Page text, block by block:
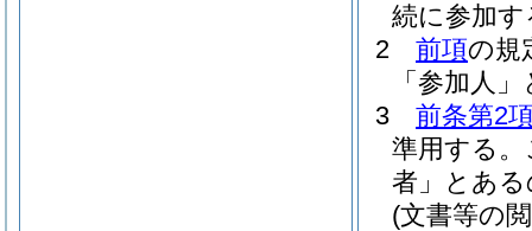
続に参加
2
前項の規
「参加人
3
前条第2
準用する。
者」とあ
(文書等の